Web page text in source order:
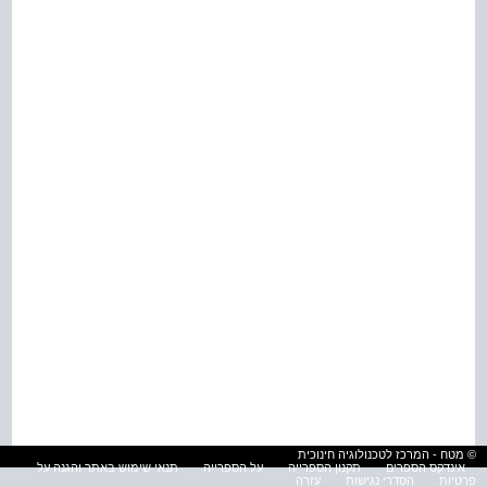
© מטח - המרכז לטכנולוגיה חינוכית
אינדקס הספרים
תקנון הספרייה על הספרייה
תנאי שימוש באתר והגנה על
פרטיות
הסדרי נגישות עזרה